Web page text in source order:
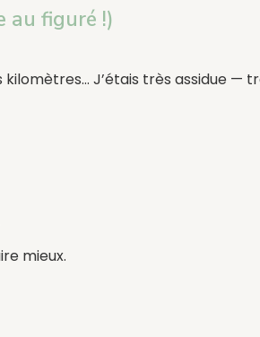
au figuré !)
J’étais très assidue —
mieux.